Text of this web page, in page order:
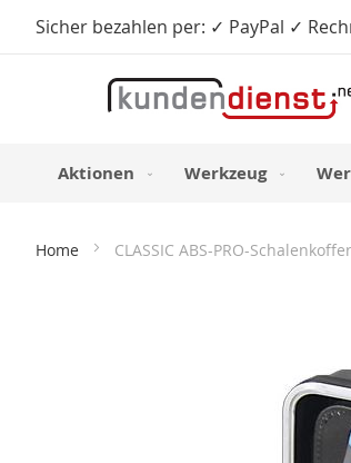
Sicher bezahlen per: ✓ PayPal ✓
Aktionen Werkzeug
Home CLASSIC ABS-PRO-